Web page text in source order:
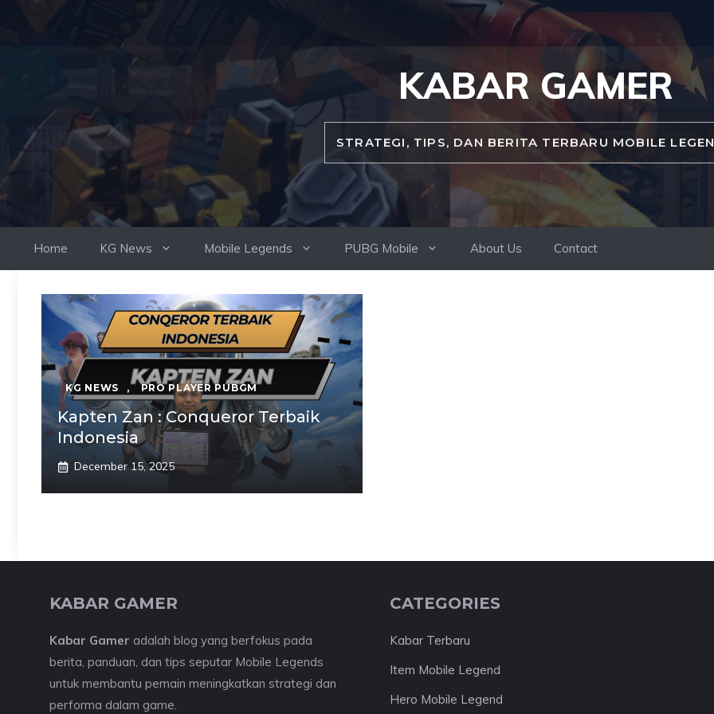
KABAR GAMER
STRATEGI, TIPS, DAN BERITA TERBARU MOBILE
Home KG News Mobile Legends PUBG Mobile About Us Contact
KG NEWS , PRO PLAYER PUBGM
Kapten Zan : Conqueror Terbaik
Indonesia
December 15, 2025
KABAR GAMER
Kabar Gamer adalah blog yang berfokus pada
berita, panduan, dan tips seputar Mobile Legends
untuk membantu pemain meningkatkan strategi dan
performa dalam game.
CATEGORIES
Kabar Terbaru
Item Mobile Legend
Hero Mobile Legend